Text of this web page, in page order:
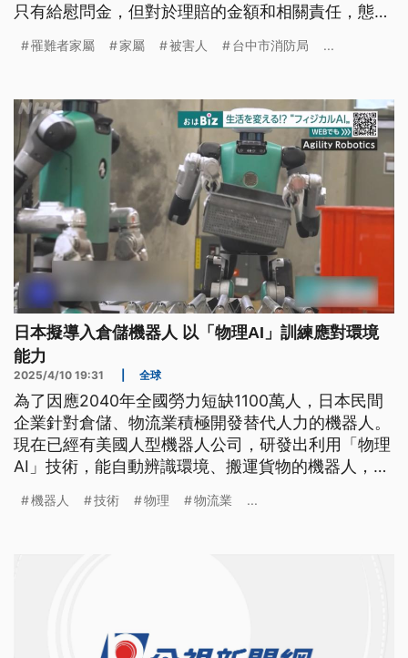
只有給慰問金，但對於理賠的金額和相關責任，態度
入司法偵查，也已啟動職災補助與家屬協調機制。
罹難者家屬 家屬 被害人 台中市消防局 ...
日本擬導入倉儲機器人 以「物理AI」訓練應對環境
能力
2025/4/10 19:31 全球
為了因應2040年全國勞力短缺1100萬人，日本民間
企業針對倉儲、物流業積極開發替代人力的機器人。
現在已經有美國人型機器人公司，研發出利用「物理
AI」技術，能自動辨識環境、搬運貨物的機器人，讓
題。
機器人 技術 物理 物流業 ...